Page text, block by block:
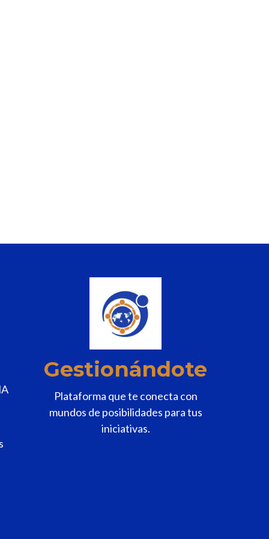
Gestionándote
Plataforma que te conecta con
mundos de posibilidades para tus
iniciativas.